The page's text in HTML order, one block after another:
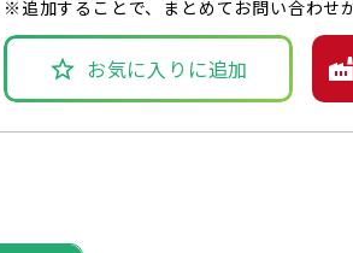
※追加することで、まとめてお問い合わせ
お気に入りに追加